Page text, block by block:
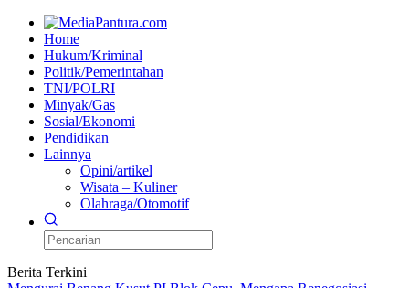
Home
Hukum/Kriminal
Politik/Pemerintahan
TNI/POLRI
Minyak/Gas
Sosial/Ekonomi
Pendidikan
Lainnya
Opini/artikel
Wisata – Kuliner
Olahraga/Otomotif
Berita Terkini